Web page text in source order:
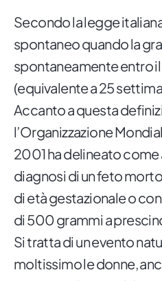
Secondo la legge
spontaneo quando la
spontaneamente entro
(equivalente a 25
Accanto a questa
l’Organizzazione
2001 ha delineato
diagnosi di un feto
di età gestazionale o
di 500 grammi a
Si tratta di un evento
moltissimo le donne,